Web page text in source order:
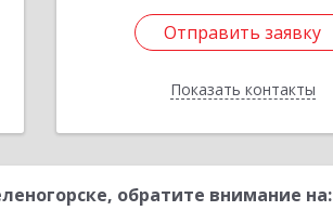
Отправить заявку
Показать контакты
Отправить заявку
Назад
обратите внимание на: